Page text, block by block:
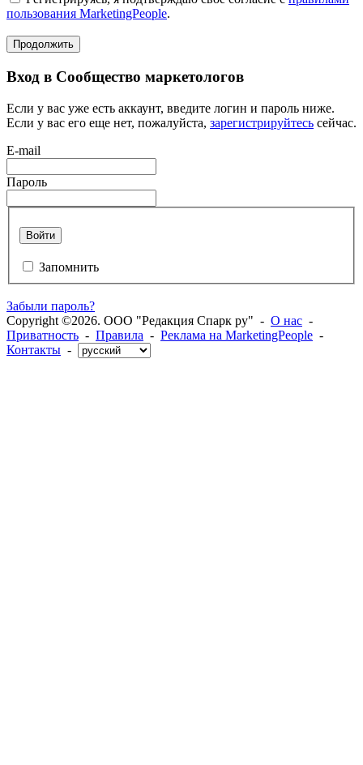
пользования MarketingPeople.
Продолжить
Вход в Сообщество маркетологов
Если у вас уже есть аккаунт, введите логин и пароль ниже.
Если у вас его еще нет, пожалуйста, зарегистрируйтесь сейчас.
E-mail
Пароль
Войти
Запомнить
Забыли пароль?
Copyright ©2026. ООО "Редакция Спарк ру" - О нас -
Приватность - Правила - Реклама на MarketingPeople -
Контакты -